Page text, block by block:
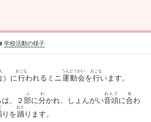
カ
ー
学校活動の様子
）に行
おこな
われるミニ運動会
うんどうかい
を行
おこな
います。
、２部
ぶ
に分
わ
かれ、しょんがい音頭
おんど
に合
あ
わ
りを踊
おど
ります。